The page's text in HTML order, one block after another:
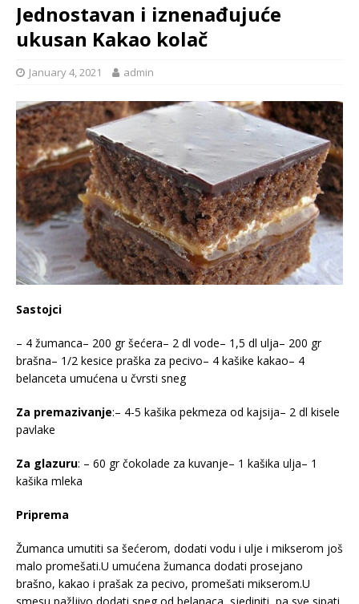
Jednostavan i iznenađujuće
ukusan Kakao kolač
January 4, 2021 admin
Sastojci
– 4 žumanca– 200 gr šećera– 2 dl vode– 1,5 dl ulja– 200 gr
brašna– 1/2 kesice praška za pecivo– 4 kašike kakao– 4
belanceta umućena u čvrsti sneg
Za premazivanje:– 4-5 kašika pekmeza od kajsija– 2 dl kisele
pavlake
Za glazuru: – 60 gr čokolade za kuvanje– 1 kašika ulja– 1
kašika mleka
Priprema
Žumanca umutiti sa šećerom, dodati vodu i ulje i mikserom još
malo promešati.U umućena žumanca dodati prosejano
brašno, kakao i prašak za pecivo, promešati mikserom.U